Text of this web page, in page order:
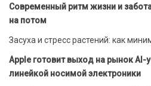
Современный ритм жизни и
на потом
Засуха и стресс растений: как
Apple готовит выход на рынок AI-
линейкой носимой электроники